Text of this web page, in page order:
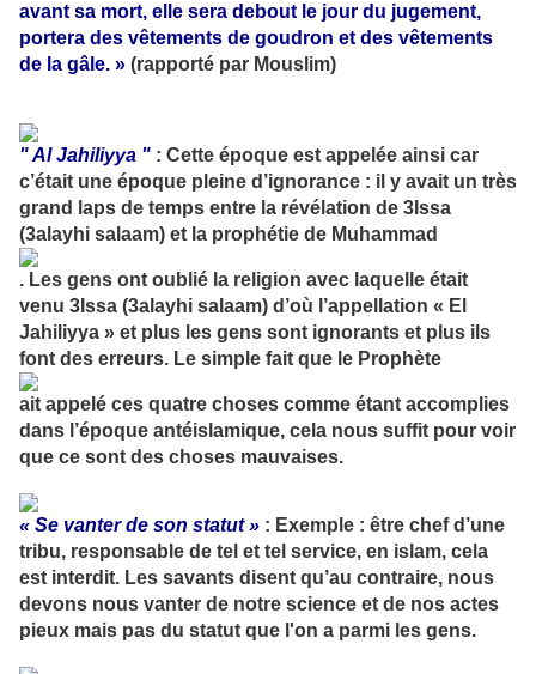
avant sa mort, elle sera debout le jour du jugement,
portera des vêtements de goudron et des vêtements
de la gâle. » (rapporté par Mouslim)
" Al Jahiliyya " : Cette époque est appelée ainsi car
c’était une époque pleine d’ignorance : il y avait un très
grand laps de temps entre la révélation de 3Issa
(3alayhi salaam) et la prophétie de Muhammad
. Les gens ont oublié la religion avec laquelle était
venu 3Issa (3alayhi salaam) d’où l’appellation « El
Jahiliyya » et plus les gens sont ignorants et plus ils
font des erreurs. Le simple fait que le Prophète
ait appelé ces quatre choses comme étant accomplies
dans l’époque antéislamique, cela nous suffit pour voir
que ce sont des choses mauvaises.
« Se vanter de son statut » : Exemple : être chef d’une
tribu, responsable de tel et tel service, en islam, cela
est interdit. Les savants disent qu’au contraire, nous
devons nous vanter de notre science et de nos actes
pieux mais pas du statut que l'on a parmi les gens.